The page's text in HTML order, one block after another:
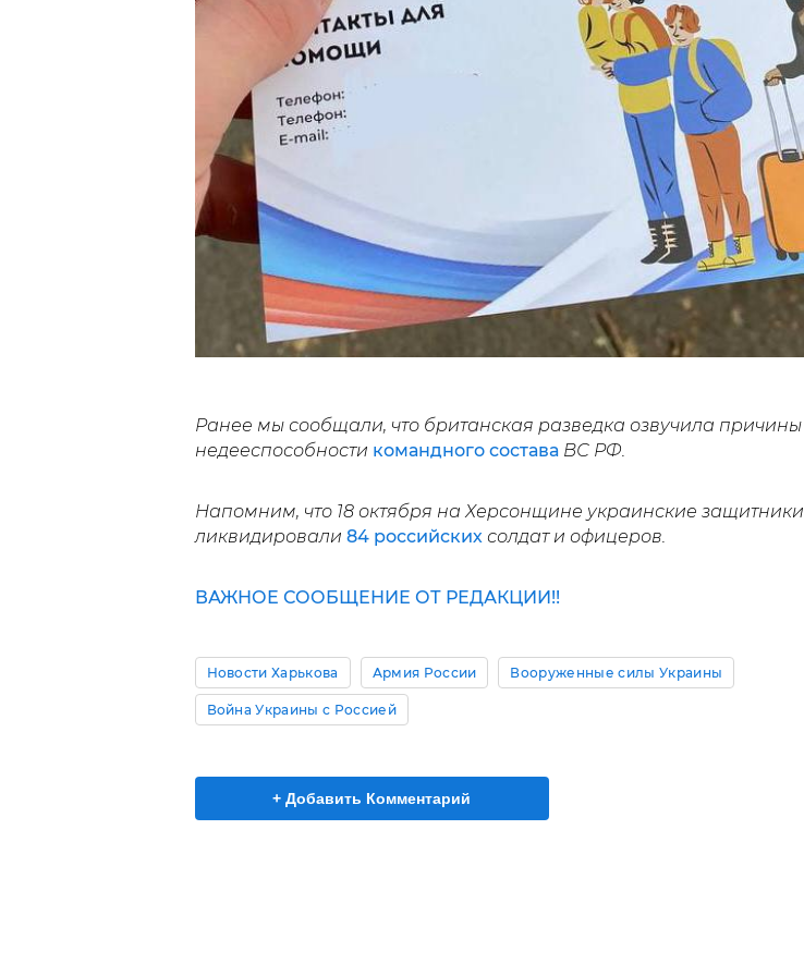
Ранее мы сообщали, что британская разведка озвучила причины
недееспособности командного составаВС РФ.
Напомним, что 18 октября на Херсонщине украинские защитники
ликвидировали 84 российских солдат и офицеров.
ВАЖНОЕ СООБЩЕНИЕ ОТ РЕДАКЦИИ!!
Новости Харькова Армия России Вооруженные силы Украины
Война Украины с Россией
+ Добавить Комментарий